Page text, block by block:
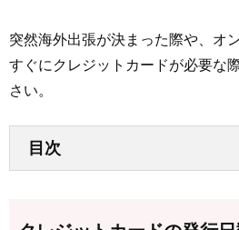
突然海外出張が決まった際や、オ
すぐにクレジットカードが必要な
さい。
目次